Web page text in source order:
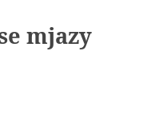
mjazy